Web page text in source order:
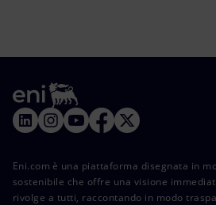
Eni.com è una piattaforma disegnata in
sostenibile che offre una visione
rivolge a tutti, raccontando in modo